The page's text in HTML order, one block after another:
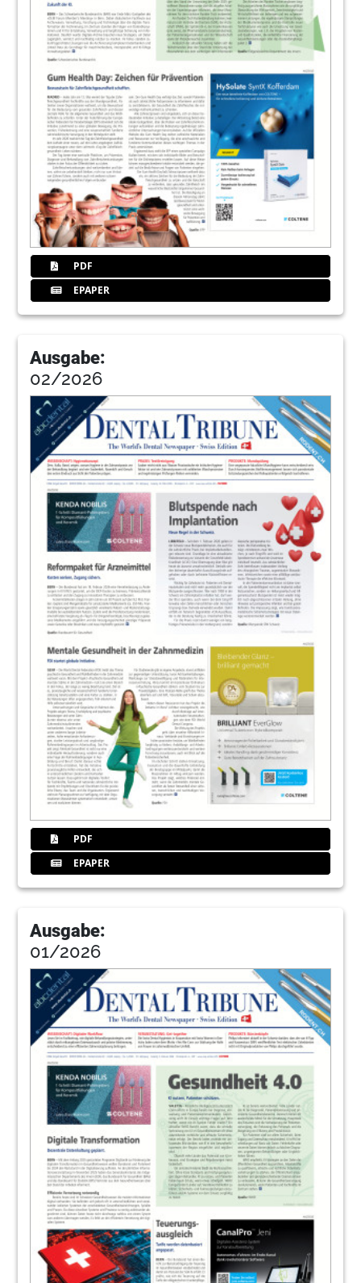
PDF
EPAPER
Ausgabe:
02/2026
PDF
EPAPER
Ausgabe:
01/2026